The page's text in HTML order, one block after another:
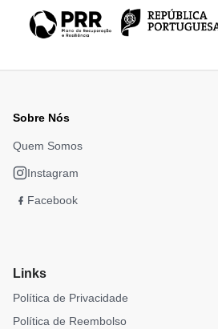
Sobre Nós
Quem Somos
Instagram
Facebook
Links
Política de Privacidade
Política de Reembolso